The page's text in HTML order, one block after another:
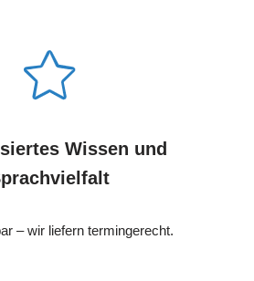
Wissen und
– wir liefern termingerecht.